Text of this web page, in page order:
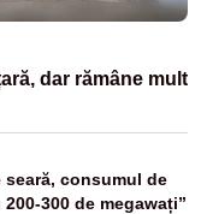
dar rămâne mult
consumul de
300 de megawați”